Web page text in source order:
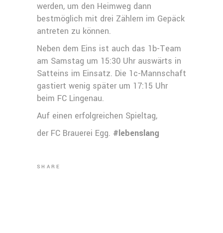
werden, um den Heimweg dann
bestmöglich mit drei Zählern im Gepäck
antreten zu können.
Neben dem Eins ist auch das 1b-Team
am Samstag um 15:30 Uhr auswärts in
Satteins im Einsatz. Die 1c-Mannschaft
gastiert wenig später um 17:15 Uhr
beim FC Lingenau.
Auf einen erfolgreichen Spieltag,
der FC Brauerei Egg. #lebenslang
SHARE